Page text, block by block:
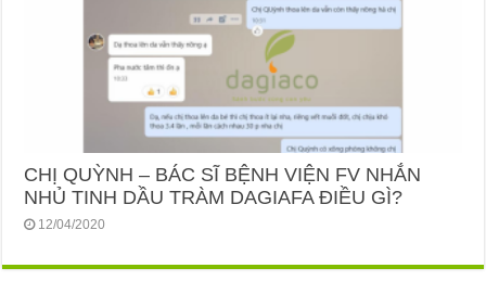
CHỊ QUỲNH – BÁC SĨ BỆNH VIỆN FV NHẮN
NHỦ TINH DẦU TRÀM DAGIAFA ĐIỀU GÌ?
12/04/2020